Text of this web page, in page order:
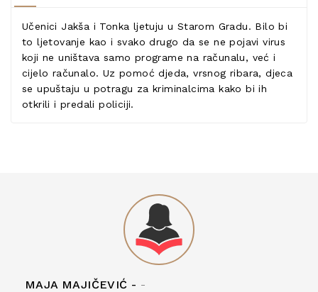
Učenici Jakša i Tonka ljetuju u Starom Gradu. Bilo bi
to ljetovanje kao i svako drugo da se ne pojavi virus
koji ne uništava samo programe na računalu, već i
cijelo računalo. Uz pomoć djeda, vrsnog ribara, djeca
se upuštaju u potragu za kriminalcima kako bi ih
otkrili i predali policiji.
MAJA MAJIČEVIĆ - -